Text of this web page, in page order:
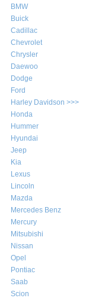
BMW
Buick
Cadillac
Chevrolet
Chrysler
Daewoo
Dodge
Ford
Harley Davidson >>>
Honda
Hummer
Hyundai
Jeep
Kia
Lexus
Lincoln
Mazda
Mercedes Benz
Mercury
Mitsubishi
Nissan
Opel
Pontiac
Saab
Scion